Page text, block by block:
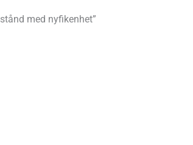
med nyfikenhet”